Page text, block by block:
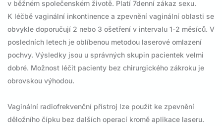
v běžném společenském životě. Platí 7denní zákaz sexu.
K léčbě vaginální inkontinence a zpevnění vaginální oblasti se
obvykle doporučují 2 nebo 3 ošetření v intervalu 1-2 měsíců. V
posledních letech je oblíbenou metodou laserové omlazení
pochvy. Výsledky jsou u správných skupin pacientek velmi
dobré. Možnost léčit pacienty bez chirurgického zákroku je
obrovskou výhodou.
Vaginální radiofrekvenční přístroj lze použít ke zpevnění
děložního čípku bez dalších operací kromě aplikace laseru.